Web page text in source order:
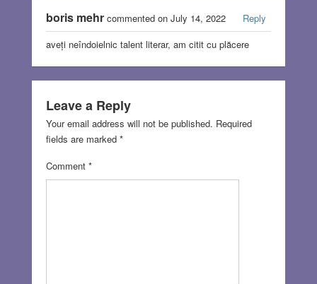
boris mehrcommented on July 14, 2022
Reply
aveți neîndoielnic talent literar, am citit cu plăcere
Leave a Reply
Your email address will not be published. Required
fields are marked *
Comment *